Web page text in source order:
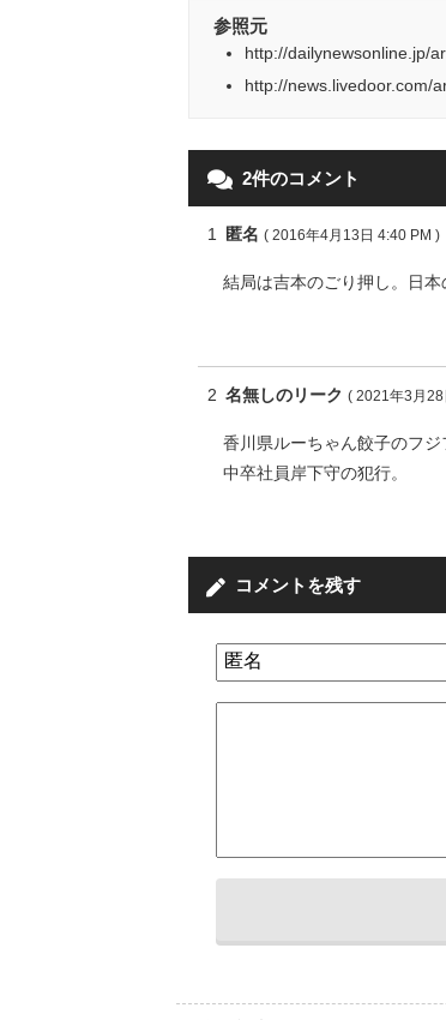
参照元
http://dailynewsonline.jp/
http://news.livedoor.com/
2件のコメント
1 匿名 ( 2016年4月13日 4:40 PM )
結局は吉本のごり押し。日
2 名無しのリーク ( 2021年3月
香川県ルーちゃん餃子のフ
中卒社員岸下守の犯行。
コメントを残す